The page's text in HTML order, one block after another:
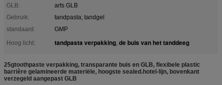
GLB:
arts GLB
Gebruik:
tandpasta; tandgel
standaard:
GMP
Hoog licht:
tandpasta verpakking, de buis van het tanddeeg
25gtoothpaste verpakking, transparante buis en GLB, flexibele plastic
barrière gelamineerde materiële, hoogste sealed.hotel-lijn, bovenkant
verzegeld aangepast GLB